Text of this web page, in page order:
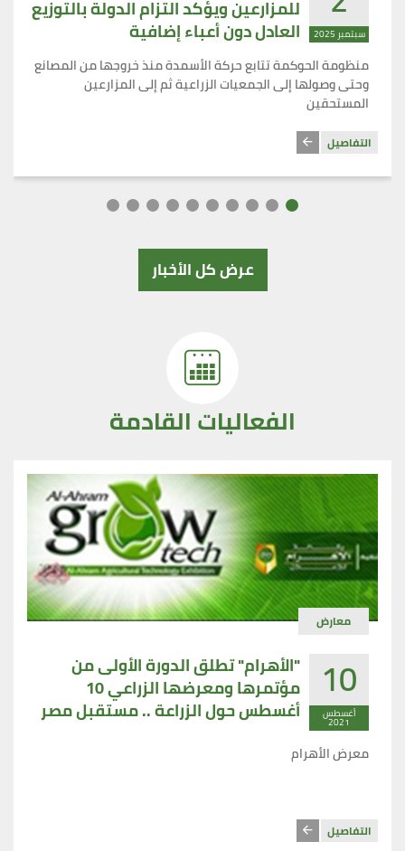
سبتمبر 2025
للمزارعين ويؤكد التزام الدولة بالتوزيع
العادل دون أعباء إضافية
منظومة الحوكمة تتابع حركة الأسمدة منذ خروجها من المصانع
وحتى وصولها إلى الجمعيات الزراعية ثم إلى المزارعين
المستحقين
التفاصيل
عرض كل الأخبار
الفعاليات القادمة
معارض
10
أغسطس
2021
"الأهرام" تطلق الدورة الأولى من
مؤتمرها ومعرضها الزراعي 10
أغسطس حول الزراعة .. مستقبل مصر
معرض الأهرام
التفاصيل